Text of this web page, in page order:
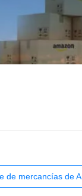
de mercancías de